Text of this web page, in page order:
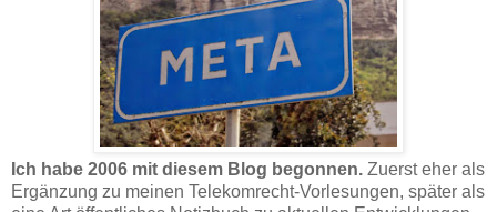
Ich habe 2006 mit diesem Blog begonnen. Zuerst eher als
Ergänzung zu meinen Telekomrecht-Vorlesungen, später als